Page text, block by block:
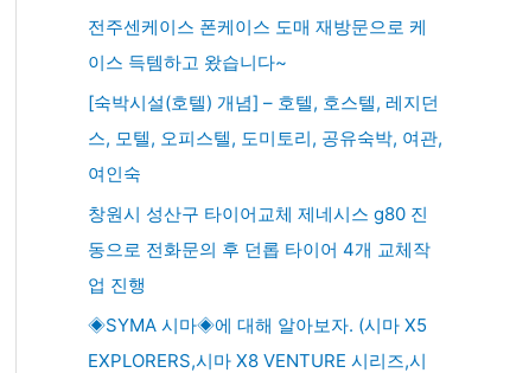
전주센케이스 폰케이스 도매 재방문으로 케
이스 득템하고 왔습니다~
[숙박시설(호텔) 개념] – 호텔, 호스텔, 레지던
스, 모텔, 오피스텔, 도미토리, 공유숙박, 여관,
여인숙
창원시 성산구 타이어교체 제네시스 g80 진
동으로 전화문의 후 던롭 타이어 4개 교체작
업 진행
◈SYMA 시마◈에 대해 알아보자. (시마 X5
EXPLORERS,시마 X8 VENTURE 시리즈,시